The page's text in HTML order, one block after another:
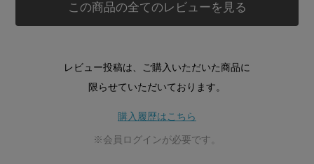
この商品の全てのレビューを見る
レビュー投稿は、ご購入いただいた商品に
限らせていただいております。
購入履歴はこちら
※会員ログインが必要です。